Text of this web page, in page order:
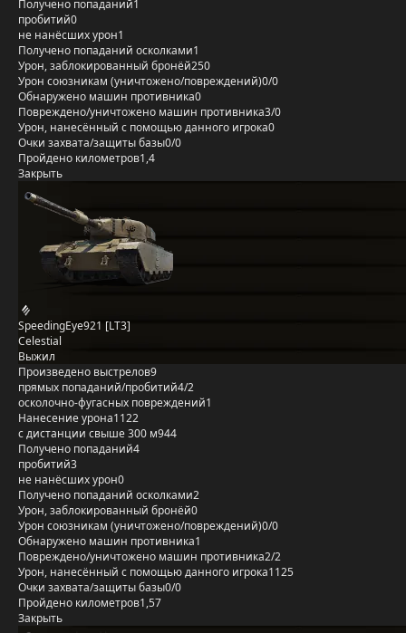
Получено попаданий1
пробитий0
не нанёсших урон1
Получено попаданий осколками1
Урон, заблокированный бронёй250
Урон союзникам (уничтожено/повреждений)0/0
Обнаружено машин противника0
Повреждено/уничтожено машин противника3/0
Урон, нанесённый с помощью данного игрока0
Очки захвата/защиты базы0/0
Пройдено километров1,4
Закрыть
SpeedingEye921 [LT3]
Celestial
Выжил
Произведено выстрелов9
прямых попаданий/пробитий4/2
осколочно-фугасных повреждений1
Нанесение урона1122
с дистанции свыше 300 м944
Получено попаданий4
пробитий3
не нанёсших урон0
Получено попаданий осколками2
Урон, заблокированный бронёй0
Урон союзникам (уничтожено/повреждений)0/0
Обнаружено машин противника1
Повреждено/уничтожено машин противника2/2
Урон, нанесённый с помощью данного игрока1125
Очки захвата/защиты базы0/0
Пройдено километров1,57
Закрыть